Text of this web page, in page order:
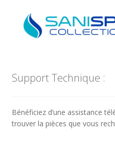
Aller
à
Aller
au
Produits d’entretien
Support Technique :
Bénéficiez d’une assistance
trouver la pièces que vous